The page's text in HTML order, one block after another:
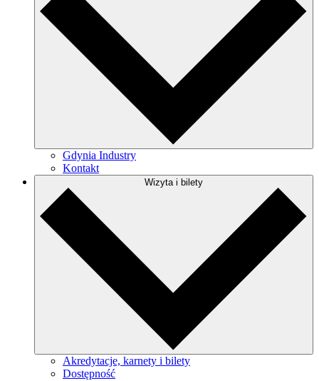
Gdynia Industry
Kontakt
Wizyta i bilety
Akredytacje, karnety i bilety
Dostępność